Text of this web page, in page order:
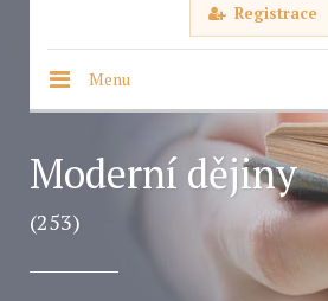
Registrace
Menu
Moderní dějiny
(253)